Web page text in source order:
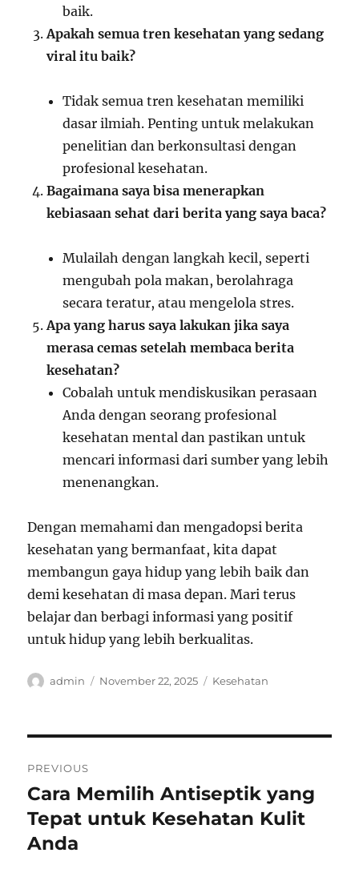
baik.
Apakah semua tren kesehatan yang sedang
viral itu baik?
Tidak semua tren kesehatan memiliki
dasar ilmiah. Penting untuk melakukan
penelitian dan berkonsultasi dengan
profesional kesehatan.
Bagaimana saya bisa menerapkan
kebiasaan sehat dari berita yang saya baca?
Mulailah dengan langkah kecil, seperti
mengubah pola makan, berolahraga
secara teratur, atau mengelola stres.
Apa yang harus saya lakukan jika saya
merasa cemas setelah membaca berita
kesehatan?
Cobalah untuk mendiskusikan perasaan
Anda dengan seorang profesional
kesehatan mental dan pastikan untuk
mencari informasi dari sumber yang lebih
menenangkan.
Dengan memahami dan mengadopsi berita
kesehatan yang bermanfaat, kita dapat
membangun gaya hidup yang lebih baik dan
demi kesehatan di masa depan. Mari terus
belajar dan berbagi informasi yang positif
untuk hidup yang lebih berkualitas.
Author
admin
Posted
November 22, 2025 Categories
Kesehatan
navigation
PREVIOUS
Previous
post:
Cara Memilih Antiseptik yang
Tepat untuk Kesehatan Kulit
Anda